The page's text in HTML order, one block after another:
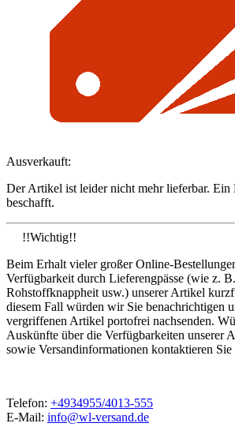
Ausverkauft:
Der Artikel ist leider nicht mehr lieferbar. Ein
beschafft.
!!Wichtig!!
Beim Erhalt vieler großer Online-
Verfügbarkeit durch Lieferengpässe (wie z.
Rohstoffknappheit usw.) unserer Artikel
diesem Fall würden wir Sie benachrichtigen
vergriffenen Artikel portofrei nachsenden.
Auskünfte über die Verfügbarkeiten unserer
sowie Versandinformationen kontaktieren Sie
Telefon: +4934955/4013-555
E-Mail: info@wl-versand.de